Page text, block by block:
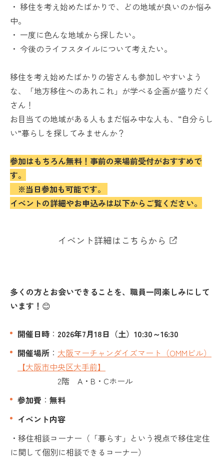
・ 移住を考え始めたばかりで、どの地域が良いのか悩み
中。
・ 一度に色んな地域から探したい。
・ 今後のライフスタイルについて考えたい。
移住を考え始めたばかりの皆さんも参加しやすいよう
な、「地方移住へのあれこれ」が学べる企画が盛りだく
さん！
お目当ての地域がある人もまだ悩み中な人も、“自分らし
い”暮らしを探してみませんか？
参加はもちろん無料！事前の来場前受付がおすすめで
す。
※当日参加も可能です。
イベントの詳細やお申込みは以下からご覧ください。
イベント詳細はこちらから
多くの方とお会いできることを、職員一同楽しみにして
います！ 😊
開催日時 ： 2026年7月18日（土） 10:30～16:30
開催場所 ： 大阪マーチャンダイズマート（OMMビル）
【大阪市中央区大手前】
2階 A・B・Cホール
参加費 ： 無料
イベント内容
・移住相談コーナー（「暮らす」という視点で移住定住
に関して個別に相談できるコーナー）